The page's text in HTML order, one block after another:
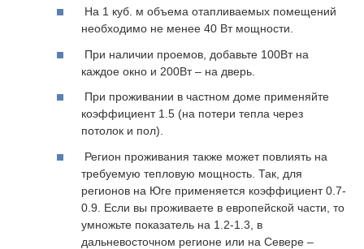
На 1 куб. м объема отапливаемых помещений
необходимо не менее 40 Вт мощности.
При наличии проемов, добавьте 100Вт на
каждое окно и 200Вт – на дверь.
При проживании в частном доме применяйте
коэффициент 1.5 (на потери тепла через
потолок и пол).
Регион проживания также может повлиять на
требуемую тепловую мощность. Так, для
регионов на Юге применяется коэффициент 0.7-
0.9. Если вы проживаете в европейской части, то
умножьте показатель на 1.2-1.3, в
дальневосточном регионе или на Севере –